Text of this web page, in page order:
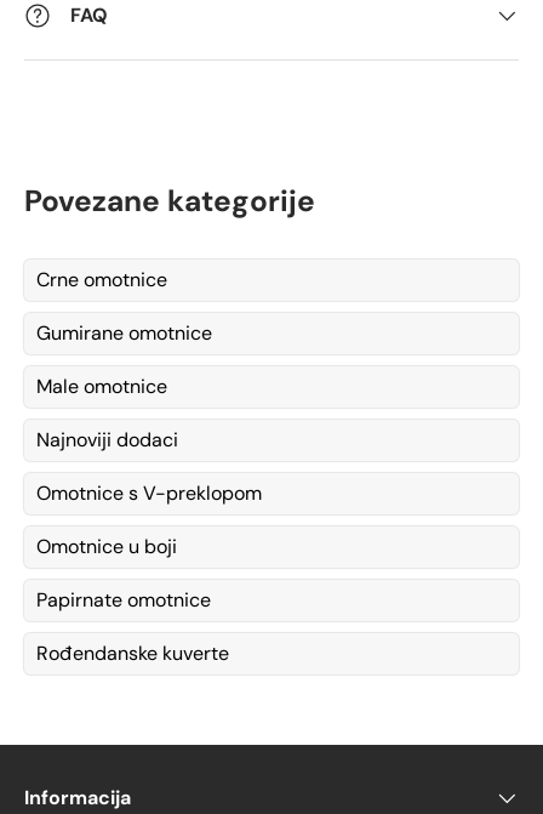
FAQ
Povezane kategorije
Crne omotnice
Gumirane omotnice
Male omotnice
Najnoviji dodaci
Omotnice s V-preklopom
Omotnice u boji
Papirnate omotnice
Rođendanske kuverte
Informacija